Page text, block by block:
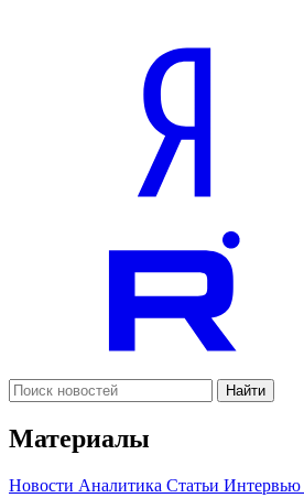
Найти
Материалы
Новости Аналитика Статьи Интервью